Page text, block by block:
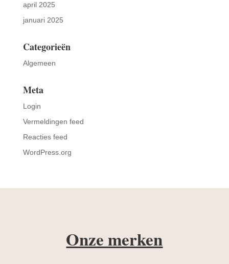
april 2025
januari 2025
Categorieën
Algemeen
Meta
Login
Vermeldingen feed
Reacties feed
WordPress.org
Onze merken